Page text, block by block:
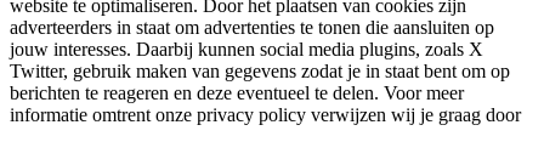
website te optimaliseren. Door het plaatsen van cookies zijn
adverteerders in staat om advertenties te tonen die aansluiten op
jouw interesses. Daarbij kunnen social media plugins, zoals X
Twitter, gebruik maken van gegevens zodat je in staat bent om op
berichten te reageren en deze eventueel te delen. Voor meer
informatie omtrent onze privacy policy verwijzen wij je graag door